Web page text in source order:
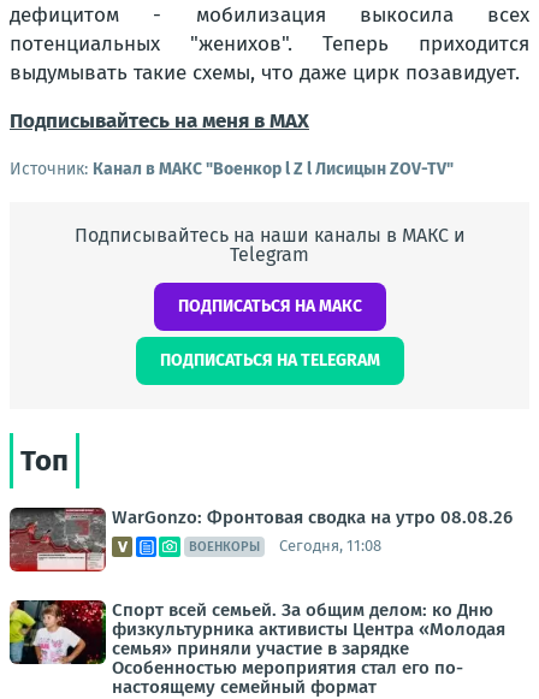
дефицитом - мобилизация выкосила всех
потенциальных "женихов". Теперь приходится
выдумывать такие схемы, что даже цирк позавидует.
Подписывайтесь на меня в MAX
Источник: Канал в МАКС "Военкор l Z l Лисицын ZOV-TV"
Подписывайтесь на наши каналы в МАКС и
Telegram
ПОДПИСАТЬСЯ НА МАКС
ПОДПИСАТЬСЯ НА TELEGRAM
Топ
WarGonzo: Фронтовая сводка на утро 08.08.26
ВОЕНКОРЫ Сегодня, 11:08
Спорт всей семьей. За общим делом: ко Дню
физкультурника активисты Центра «Молодая
семья» приняли участие в зарядке
Особенностью мероприятия стал его по-
настоящему семейный формат